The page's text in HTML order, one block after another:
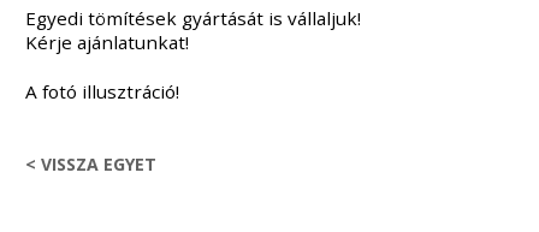
Egyedi tömítések gyártását is vállaljuk!
Kérje ajánlatunkat!
A fotó illusztráció!
< VISSZA EGYET